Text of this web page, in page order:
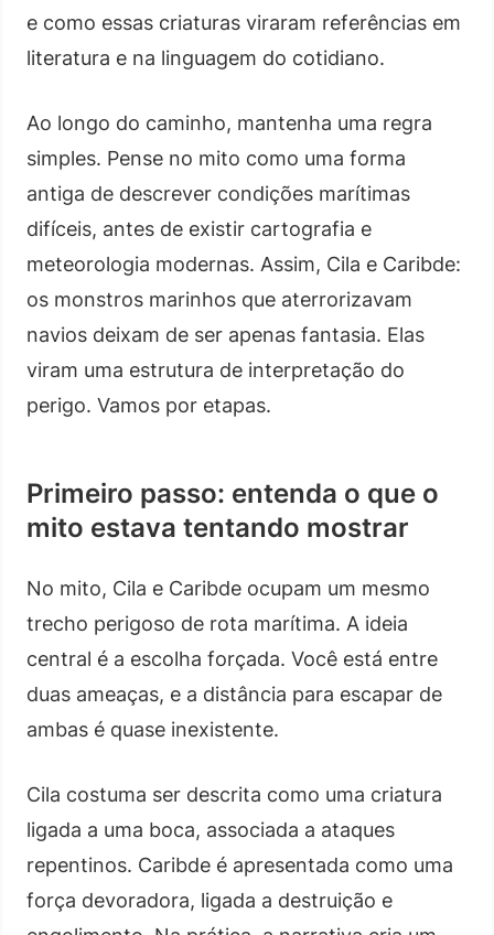
e como essas criaturas viraram referências em
literatura e na linguagem do cotidiano.
Ao longo do caminho, mantenha uma regra
simples. Pense no mito como uma forma
antiga de descrever condições marítimas
difíceis, antes de existir cartografia e
meteorologia modernas. Assim, Cila e Caribde:
os monstros marinhos que aterrorizavam
navios deixam de ser apenas fantasia. Elas
viram uma estrutura de interpretação do
perigo. Vamos por etapas.
Primeiro passo: entenda o que o
mito estava tentando mostrar
No mito, Cila e Caribde ocupam um mesmo
trecho perigoso de rota marítima. A ideia
central é a escolha forçada. Você está entre
duas ameaças, e a distância para escapar de
ambas é quase inexistente.
Cila costuma ser descrita como uma criatura
ligada a uma boca, associada a ataques
repentinos. Caribde é apresentada como uma
força devoradora, ligada a destruição e